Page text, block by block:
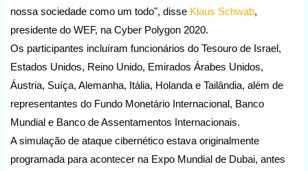
nossa sociedade como um todo", disse Klaus Schwab,
presidente do WEF, na Cyber Polygon 2020.
Os participantes incluíram funcionários do Tesouro de Israel,
Estados Unidos, Reino Unido, Emirados Árabes Unidos,
Áustria, Suíça, Alemanha, Itália, Holanda e Tailândia, além de
representantes do Fundo Monetário Internacional, Banco
Mundial e Banco de Assentamentos Internacionais.
A simulação de ataque cibernético estava originalmente
programada para acontecer na Expo Mundial de Dubai, antes